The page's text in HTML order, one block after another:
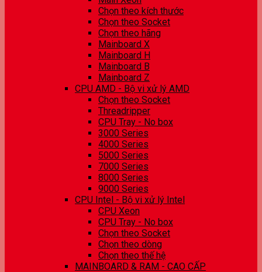
Chọn theo kích thước
Chọn theo Socket
Chọn theo hãng
Mainboard X
Mainboard H
Mainboard B
Mainboard Z
CPU AMD - Bộ vi xử lý AMD
Chọn theo Socket
Threadripper
CPU Tray - No box
3000 Series
4000 Series
5000 Series
7000 Series
8000 Series
9000 Series
CPU Intel - Bộ vi xử lý Intel
CPU Xeon
CPU Tray - No box
Chọn theo Socket
Chọn theo dòng
Chọn theo thế hệ
MAINBOARD & RAM - CAO CẤP